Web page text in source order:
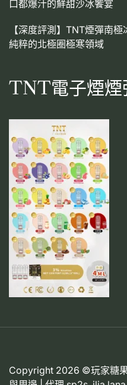
口都爆汁的鮮甜沙冰饗宴
【深度評測】TNT煙彈南
純粹的北極圈極寒領域
TNT電子煙煙
Copyright 2026 ©玩家糖